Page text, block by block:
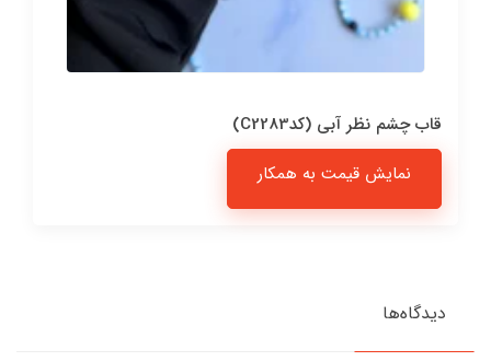
قاب چشم نظر آبی (کدC2283)
نمایش قیمت به همکار
دیدگاه‌ها